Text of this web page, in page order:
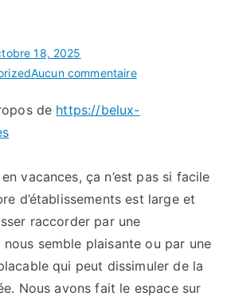
18, 2025
Aucun commentairesur
informations
import.be/
de https://belux-
vacances, ça n’est pas si facile
d’établissements est large et
raccorder par une
semble plaisante ou par une
qui peut dissimuler de la
Nous avons fait le espace sur